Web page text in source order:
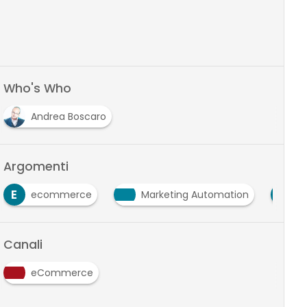
Who's Who
Andrea Boscaro
Argomenti
E ecommerce Marketing Automation
Canali
eCommerce